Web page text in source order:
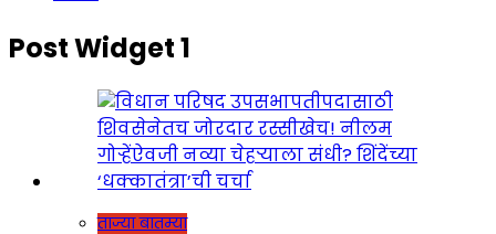
Post Widget 1
ताज्या बातम्या